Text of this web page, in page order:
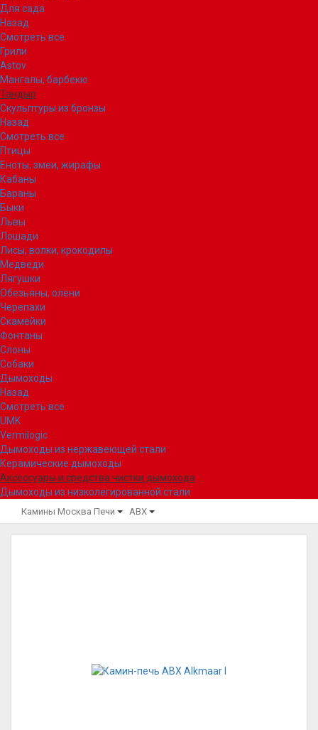
Для сада
Назад
Смотреть все
Грили
Astov
Мангалы, барбекю
Тандыр
Скульптуры из бронзы
Назад
Смотреть все
Птицы
Еноты, змеи, жирафы
Кабаны
Бараны
Быки
Львы
Лошади
Лисы, волки, крокодилы
Медведи
Лягушки
Обезьяны, олени
Черепахи
Скамейки
Фонтаны
Слоны
Собаки
Дымоходы
Назад
Смотреть все
UMK
Vermilogic
Дымоходы из нержавеющей стали
Керамические дымоходы
Аксессуары и средства чистки дымохода
Дымоходы из низколегированной стали
Камины Москва Печи ABX